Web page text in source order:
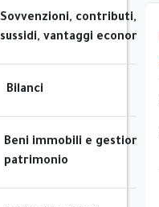
Sovvenzioni, contributi,
sussidi, vantaggi economici
Bilanci
Beni immobili e gestione
patrimonio